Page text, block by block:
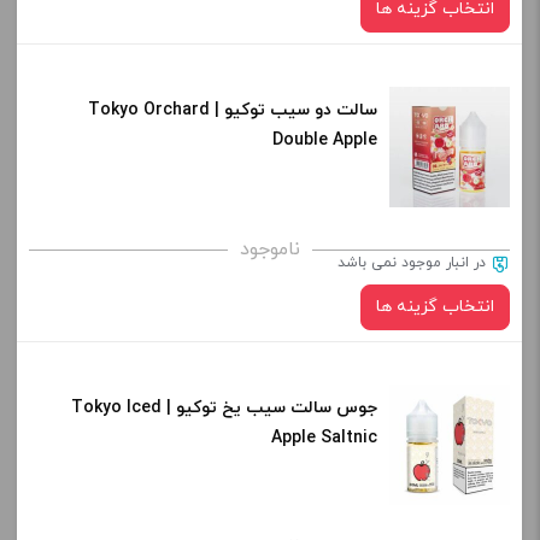
انتخاب گزینه ها
نیکوتین:
برای فعال شدن سبد خرید و نمایش قیمت ، گزینه های محصول را
از کادر بالا انتخاب کنید.
+
سالت دو سیب توکیو | Tokyo Orchard
Double Apple
ناموجود در انبار موجود نمی باشد
انتخاب گزینه ها
نیکوتین:
برای فعال شدن سبد خرید و نمایش قیمت ، گزینه های محصول را
جوس سالت سیب یخ توکیو | Tokyo Iced
Apple Saltnic